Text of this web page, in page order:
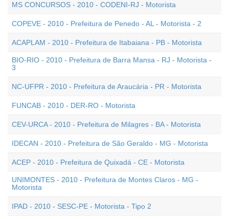
MS CONCURSOS - 2010 - CODENI-RJ - Motorista
COPEVE - 2010 - Prefeitura de Penedo - AL - Motorista - 2
ACAPLAM - 2010 - Prefeitura de Itabaiana - PB - Motorista
BIO-RIO - 2010 - Prefeitura de Barra Mansa - RJ - Motorista -
3
NC-UFPR - 2010 - Prefeitura de Araucária - PR - Motorista
FUNCAB - 2010 - DER-RO - Motorista
CEV-URCA - 2010 - Prefeitura de Milagres - BA - Motorista
IDECAN - 2010 - Prefeitura de São Geraldo - MG - Motorista
ACEP - 2010 - Prefeitura de Quixadá - CE - Motorista
UNIMONTES - 2010 - Prefeitura de Montes Claros - MG -
Motorista
IPAD - 2010 - SESC-PE - Motorista - Tipo 2